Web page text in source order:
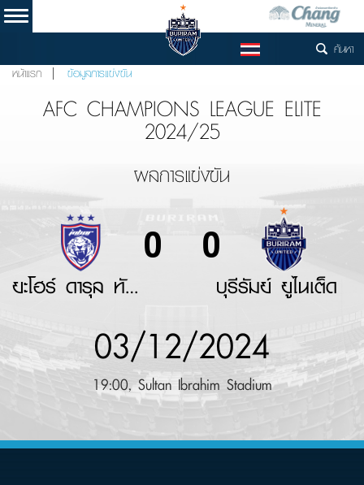
TH
ค้นหา
หน้าแรก
ข้อมูลการแข่งขัน
AFC CHAMPIONS LEAGUE ELITE
2024/25
ผลการแข่งขัน
ยะโฮร์ ดารุล ทักซิม
0 0
บุรีรัมย์ ยูไนเต็ด
03/12/2024
19:00, Sultan Ibrahim Stadium